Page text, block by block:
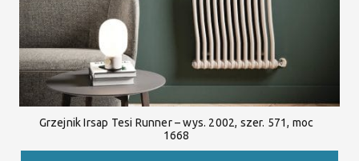
Grzejnik Irsap Tesi Runner – wys. 2002, szer. 571, moc
1668